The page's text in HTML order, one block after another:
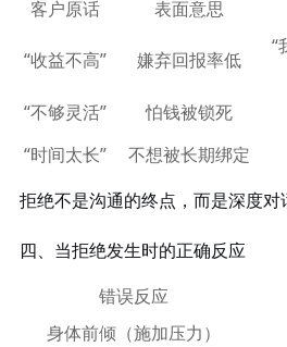
客户原话
表面意思
“收益不高” 嫌弃回报率低
“
“不够灵活”
怕钱被锁死
“时间太长”
不想被长期绑定
拒绝不是沟通的终点，而是深度对
四、当拒绝发生时的正确反应
错误反应
身体前倾（施加压力）